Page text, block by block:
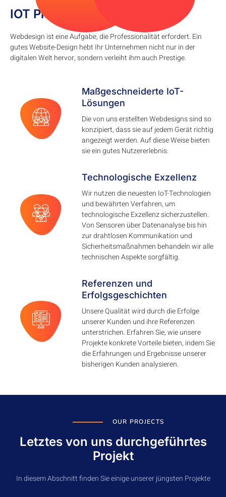
IOT Projekte
Webdesign ist eine Aufgabe, die Professionalität erfordert. Ein
gutes Website-Design hebt Ihr Unternehmen nicht nur in der
digitalen Welt hervor, sondern verleiht ihm auch Prestige.
Maßgeschneiderte IoT-
Lösungen
Die von uns erstellten Webdesigns sind so
konzipiert, dass sie auf jedem Gerät richtig
angezeigt werden. Auf diese Weise bieten
sie ein gutes Nutzererlebnis.
Technologische Exzellenz
Wir nutzen die neuesten IoT-Technologien
und bewährten Verfahren, um
technologische Exzellenz sicherzustellen.
Von Sensoren über Datenanalyse bis hin
zur drahtlosen Kommunikation und
Sicherheitsmaßnahmen behandeln wir alle
technischen Aspekte sorgfältig.
Referenzen und
Erfolgsgeschichten
Unsere Qualität wird durch die Erfolge
unserer Kunden und ihre Referenzen
unterstrichen. Erfahren Sie, wie unsere
Projekte konkrete Vorteile bieten, indem Sie
die Erfahrungen und Ergebnisse unserer
bisherigen Kunden analysieren.
OUR PROJECTS
Letztes von uns durchgeführtes
Projekt
In diesem Abschnitt finden Sie einige unserer jüngsten Projekte